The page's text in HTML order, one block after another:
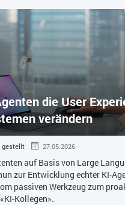
die User
verändern
gestellt 27.05.2026
auf Basis von Large
zur Entwicklung echter KI-
passiven Werkzeug zum
Kollegen».